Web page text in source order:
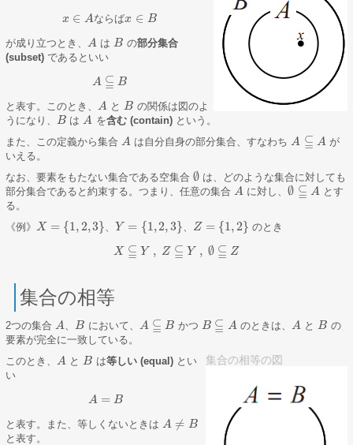
x ∈ A な ら ばx ∈ B
x∈Aな ら ばx∈B
が成り立つとき、
A
A は B
B の部分集合
(subset) であるといい
A ⫅ B
A⫅B
と表す。このとき、
A
A と B
B の関係は図のよ
うになり、
B
B は A
A を含む (contain)という。
また、この定義から集合 A
A は自分自身の部分集合、すなわち A ⫅ A
A⫅A
が
いえる。
なお、要素をもたない集合である空集合 ∅
∅ は、どのような集合に対しても
部分集合であると約束する。つまり、任意の集合 A
A に対し、∅ ⫅ A
∅ ⫅A
とす
る。
《例》 X = {1,2,3}
X= {1, 2 3} 、 Y = {1,2,3}
Y= {1, 2 ,3} 、 Z = {1,2}
Z= {1, 2 } のとき
X ⫅ Y , Z ⫅ Y , ∅ ⫅ Z
X⫅ Y , Z ⫅Y , ∅ ⫅Z
集合の相等
2つの集合 A
A B
B において、 A ⫅ B
A⫅B かつ B ⫅ A
B⫅A のときは、 A
A と B
B の
要素が完全に一致している。
集合の相等の図
このとき、 A
A と B
B は等しい (equal)とい
い
A = B
A=B
と表す。また、等しくないときは A ≠ B
A≠ B
と表す。